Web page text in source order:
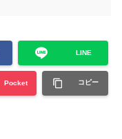
LINE
Pocket コピー